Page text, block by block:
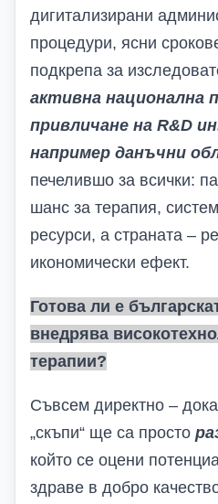
дигитализирани
процедури, ясни
подкрепа за
активна национална
привличане на R&D
например данъчни
печелившо за всички:
шанс за терапия,
ресурси, а страната –
икономически ефект.
Готова ли е
внедрява
терапии?
Съвсем директно –
„скъпи“ ще са просто
който се оцени
здраве в добро